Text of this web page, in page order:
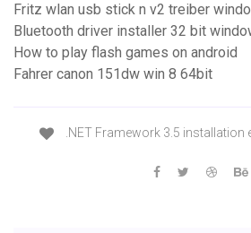
Fritz wlan usb stick n v2 treiber
Bluetooth driver installer 32 bit
How to play flash games on android
Fahrer canon 151dw win 8 64bit
.NET Framework 3.5 installation